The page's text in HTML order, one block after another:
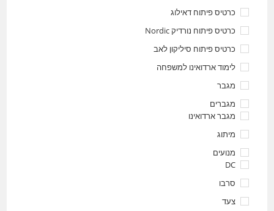
כרטיס פיתוח דאילוג
כרטיס פיתוח נורדיק Nordic
כרטיס פיתוח סיליקון לאב
לימוד ארדואינו למשפחה
מגבר
מגברים
מגבר ארדואינו
מיתוג
מנועים
DC
סרבו
צעד